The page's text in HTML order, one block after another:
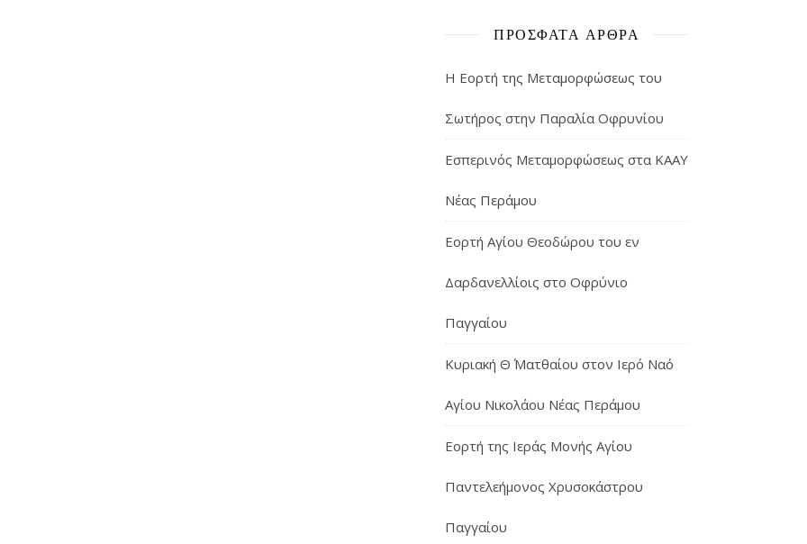
ΠΡΌΣΦΑΤΑ ΆΡΘΡΑ
Η Εορτή της Μεταμορφώσεως του
Σωτήρος στην Παραλία Οφρυνίου
Εσπερινός Μεταμορφώσεως στα ΚΑΑΥ
Νέας Περάμου
Εορτή Αγίου Θεοδώρου του εν
Δαρδανελλίοις στο Οφρύνιο
Παγγαίου
Κυριακή Θ΄ Ματθαίου στον Ιερό Ναό
Αγίου Νικολάου Νέας Περάμου
Εορτή της Ιεράς Μονής Αγίου
Παντελεήμονος Χρυσοκάστρου
Παγγαίου